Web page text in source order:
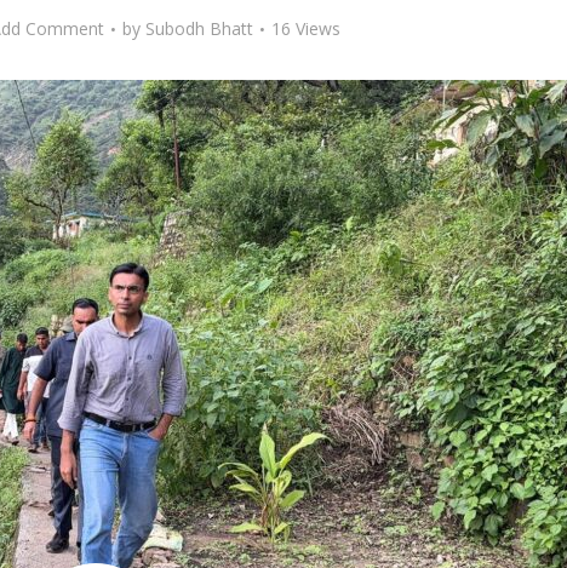
Comment by Subodh Bhatt 16 Views